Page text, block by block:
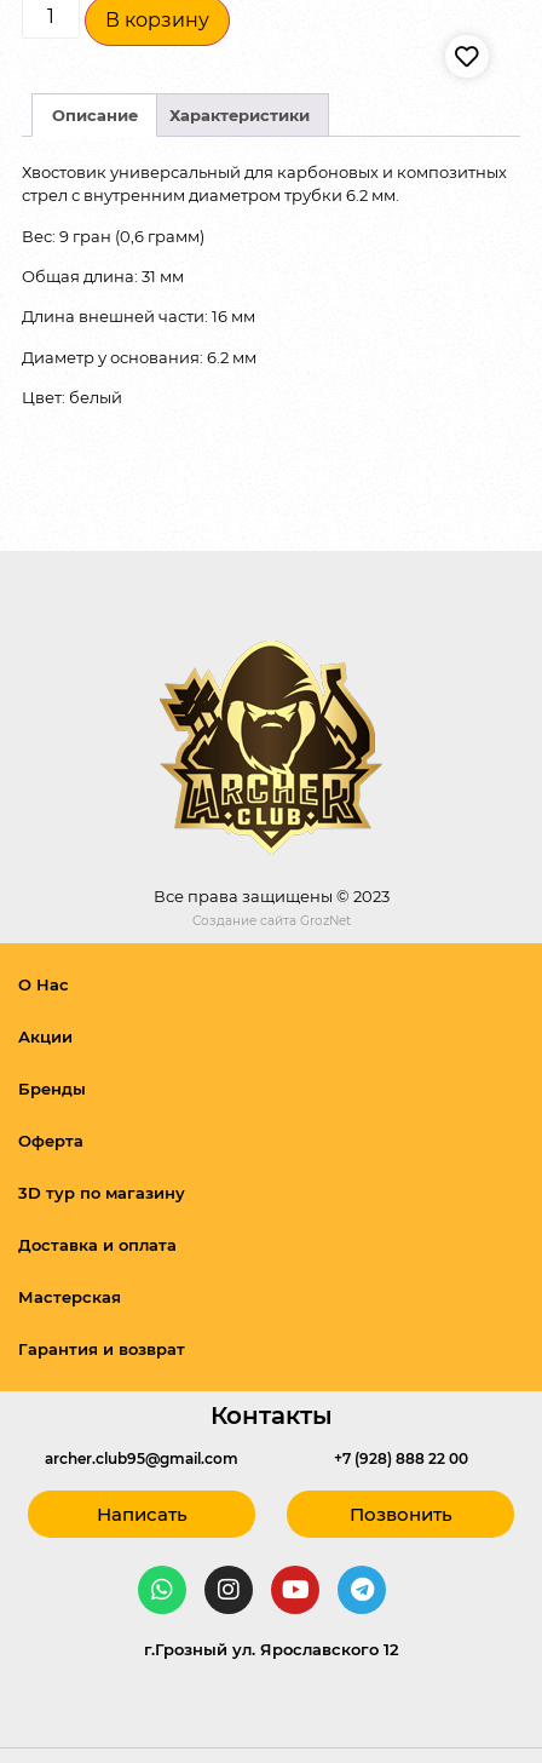
В корзину
Описание Характеристики
Хвостовик универсальный для карбоновых и композитных
стрел с внутренним диаметром трубки 6.2 мм.
Вес: 9 гран (0,6 грамм)
Общая длина: 31 мм
Длина внешней части: 16 мм
Диаметр у основания: 6.2 мм
Цвет: белый
Все права защищены © 2023
Создание сайта GrozNet
О Нас
Акции
Бренды
Оферта
3D тур по магазину
Доставка и оплата
Мастерская
Гарантия и возврат
Контакты
archer.club95@gmail.com
Написать
+7 (928) 888 22 00
Позвонить
г.Грозный ул. Ярославского 12